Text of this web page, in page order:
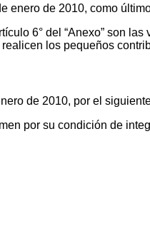
enero de 2010, como
6° del “Anexo” son
los pequeños
de 2010, por el
por su condición de